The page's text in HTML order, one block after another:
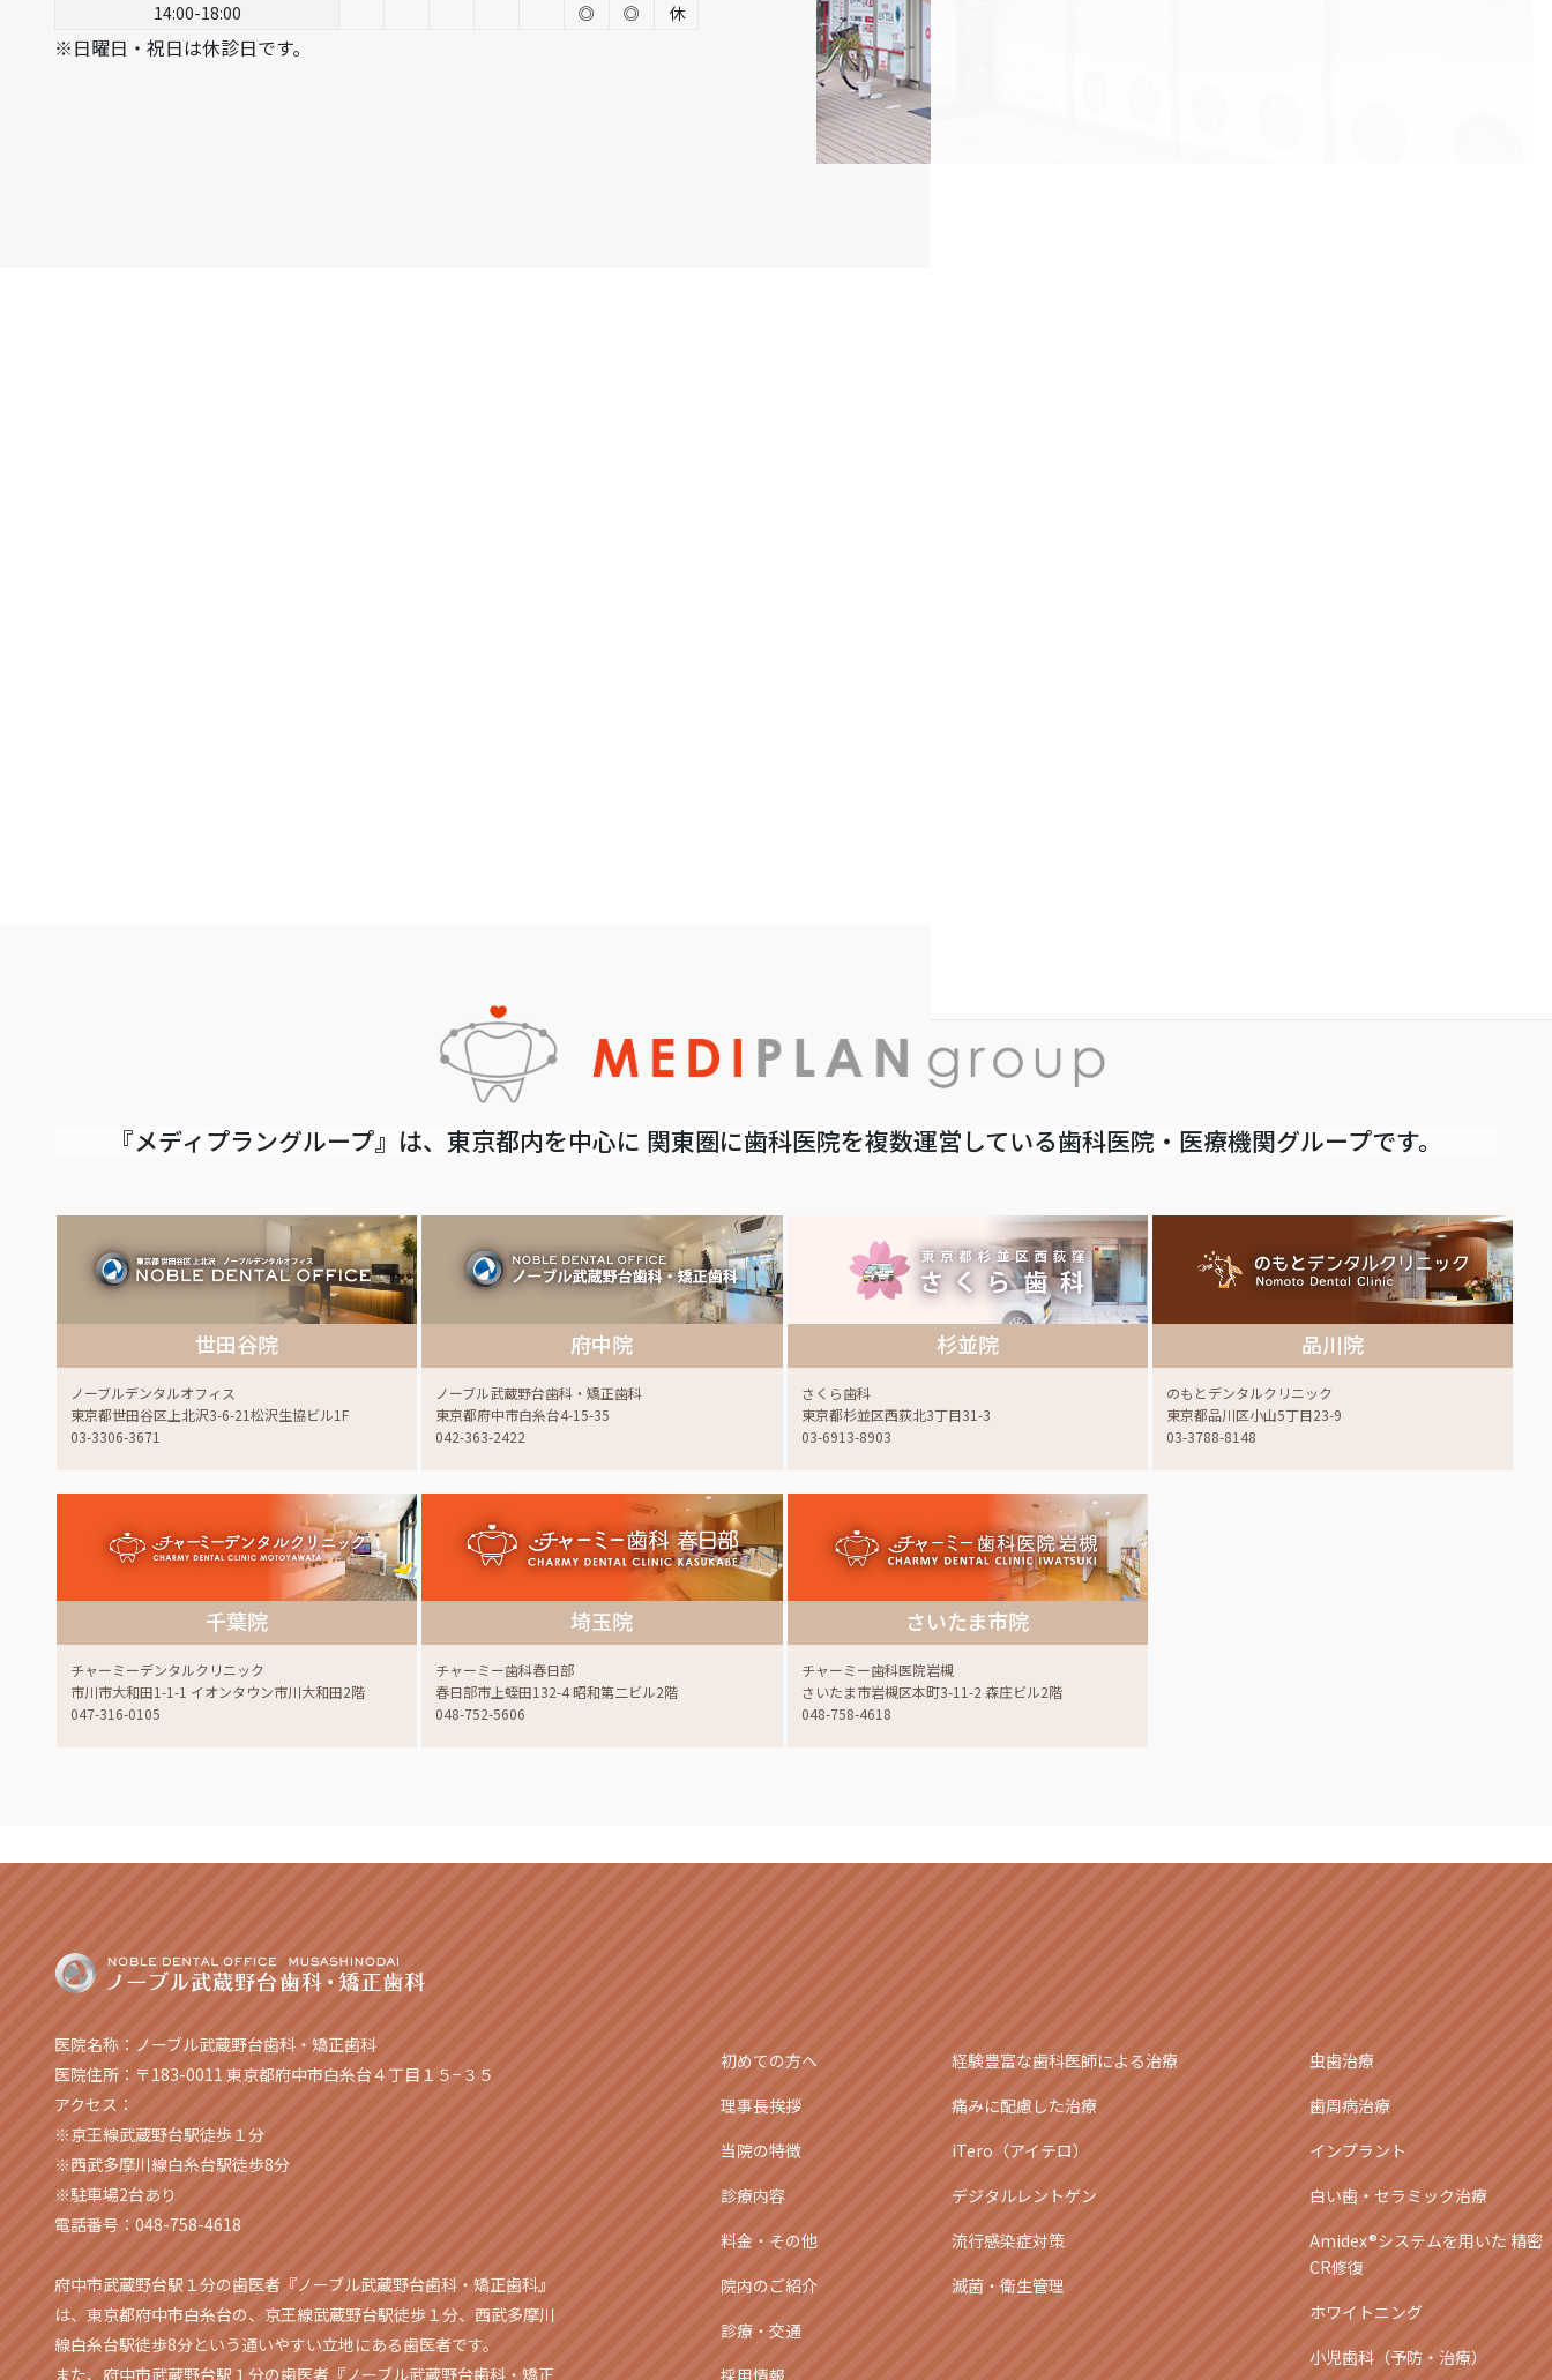
14:00-18:00
◎ ◎ 休
※日曜日・祝日は休診日です。
『メディプラングループ』は、東京都内を中心に 関東圏に歯科医院を複数運営している歯科医院・医療機関グループです。
世田谷院
ノーブルデンタルオフィス
東京都世田谷区上北沢3-6-21松沢生協ビル1F
03-3306-3671
府中院
ノーブル武蔵野台歯科・矯正歯科
東京都府中市白糸台4-15-35
042-363-2422
杉並院
さくら歯科
東京都杉並区西荻北3丁目31-3
03-6913-8903
品川院
のもとデンタルクリニック
東京都品川区小山5丁目23-9
03-3788-8148
千葉院
チャーミーデンタルクリニック
市川市大和田1-1-1 イオンタウン市川大和田2階
047-316-0105
埼玉院
チャーミー歯科春日部
春日部市上蛭田132-4 昭和第二ビル2階
048-752-5606
さいたま市院
チャーミー歯科医院岩槻
さいたま市岩槻区本町3-11-2 森庄ビル2階
048-758-4618
医院名称：ノーブル武蔵野台歯科・矯正歯科
医院住所：〒183-0011 東京都府中市白糸台４丁目１５−３５
アクセス：
※京王線武蔵野台駅徒歩１分
※西武多摩川線白糸台駅徒歩8分
※駐車場2台あり
電話番号：048-758-4618
府中市武蔵野台駅１分の歯医者『ノーブル武蔵野台歯科・矯正歯科』
は、東京都府中市白糸台の、京王線武蔵野台駅徒歩１分、西武多摩川
線白糸台駅徒歩8分という通いやすい立地にある歯医者です。
また、府中市武蔵野台駅１分の歯医者『ノーブル武蔵野台歯科・矯正
初めての方へ
理事長挨拶
当院の特徴
診療内容
料金・その他
院内のご紹介
診療・交通
経験豊富な歯科医師による治療
痛みに配慮した治療
iTero（アイテロ）
デジタルレントゲン
流行感染症対策
滅菌・衛生管理
虫歯治療
歯周病治療
インプラント
白い歯・セラミック治療
Amidex®システムを用いた 精密
CR修復
ホワイトニング
小児歯科（予防・治療）